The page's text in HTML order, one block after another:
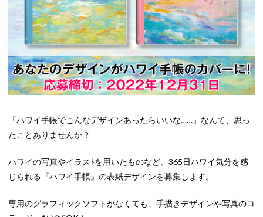
「ハワイ手帳でこんなデザインあったらいいな……」なんて、思っ
たことありませんか？
ハワイの写真やイラスﾄを用いたものなど、365日ハワイ気分を感
じられる『ハワイ手帳』の表紙デザインを募集します。
専用のグラフィックソフトがなくても、手描きデザインや写真のコ